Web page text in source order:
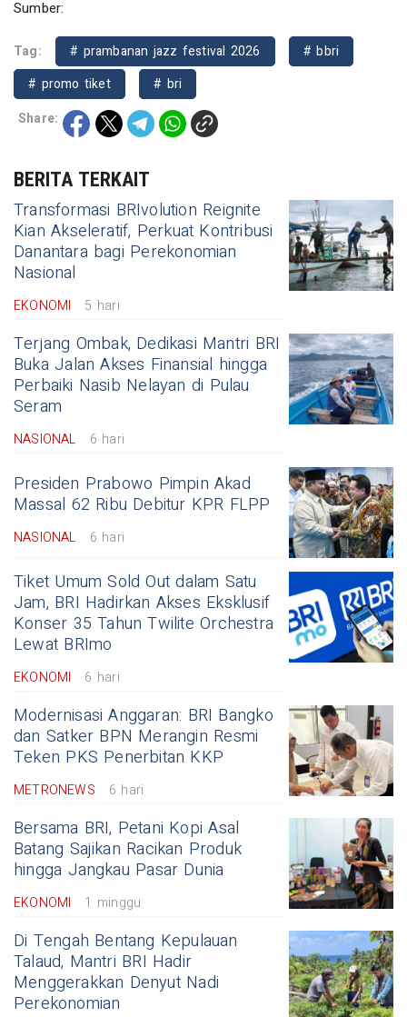
Sumber:
Tag: # prambanan jazz festival 2026
# bbri
# promo tiket
# bri
Share:
BERITA TERKAIT
Transformasi BRIvolution Reignite
Kian Akseleratif, Perkuat Kontribusi
Danantara bagi Perekonomian
Nasional
EKONOMI 5 hari
Terjang Ombak, Dedikasi Mantri BRI
Buka Jalan Akses Finansial hingga
Perbaiki Nasib Nelayan di Pulau
Seram
NASIONAL 6 hari
Presiden Prabowo Pimpin Akad
Massal 62 Ribu Debitur KPR FLPP
NASIONAL 6 hari
Tiket Umum Sold Out dalam Satu
Jam, BRI Hadirkan Akses Eksklusif
Konser 35 Tahun Twilite Orchestra
Lewat BRImo
EKONOMI 6 hari
Modernisasi Anggaran: BRI Bangko
dan Satker BPN Merangin Resmi
Teken PKS Penerbitan KKP
METRONEWS 6 hari
Bersama BRI, Petani Kopi Asal
Batang Sajikan Racikan Produk
hingga Jangkau Pasar Dunia
EKONOMI 1 minggu
Di Tengah Bentang Kepulauan
Talaud, Mantri BRI Hadir
Menggerakkan Denyut Nadi
Perekonomian